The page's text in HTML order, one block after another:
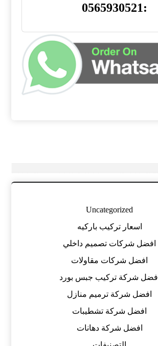
:0565930521
Uncategorized
اسعار تركيب باركيه
افضل شركات تصميم داخلي
افضل شركات مقاولات
افضل شركة تركيب جبس بورد
افضل شركة ترميم منازل
افضل شركة تشطيبات
افضل شركة دهانات